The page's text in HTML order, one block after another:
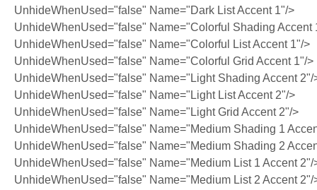
UnhideWhenUsed="false" Name="Dark List Accent 1"/>
UnhideWhenUsed="false" Name="Colorful Shading Accent
UnhideWhenUsed="false" Name="Colorful List Accent 1"/>
UnhideWhenUsed="false" Name="Colorful Grid Accent 1"/>
UnhideWhenUsed="false" Name="Light Shading Accent 2"/
UnhideWhenUsed="false" Name="Light List Accent 2"/>
UnhideWhenUsed="false" Name="Light Grid Accent 2"/>
UnhideWhenUsed="false" Name="Medium Shading 1
UnhideWhenUsed="false" Name="Medium Shading 2
UnhideWhenUsed="false" Name="Medium List 1 Accent 2"/
UnhideWhenUsed="false" Name="Medium List 2 Accent 2"/